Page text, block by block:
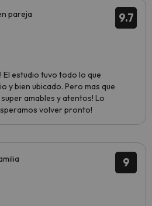
9.7
pareja
estudio tuvo todo lo que
y bien ubicado. Pero mas que
amables y atentos! Lo
volver pronto!
9